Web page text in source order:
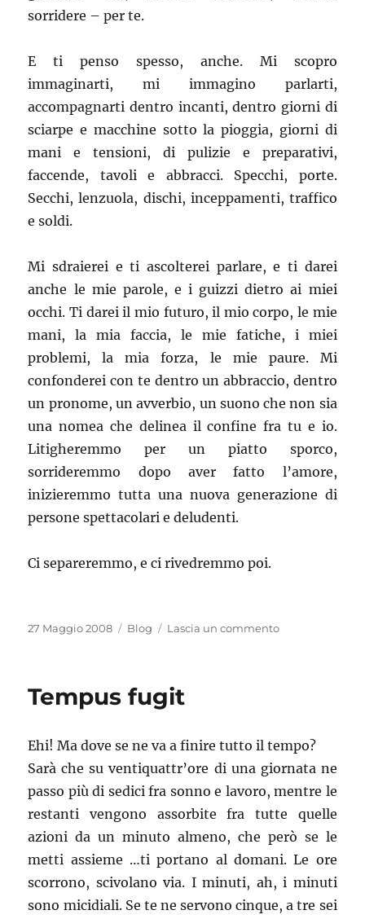
sorridere – per te.
E ti penso spesso, anche. Mi scopro
immaginarti, mi immagino parlarti,
accompagnarti dentro incanti, dentro giorni di
sciarpe e macchine sotto la pioggia, giorni di
mani e tensioni, di pulizie e preparativi,
faccende, tavoli e abbracci. Specchi, porte.
Secchi, lenzuola, dischi, inceppamenti, traffico
e soldi.
Mi sdraierei e ti ascolterei parlare, e ti darei
anche le mie parole, e i guizzi dietro ai miei
occhi. Ti darei il mio futuro, il mio corpo, le mie
mani, la mia faccia, le mie fatiche, i miei
problemi, la mia forza, le mie paure. Mi
confonderei con te dentro un abbraccio, dentro
un pronome, un avverbio, un suono che non sia
una nomea che delinea il confine fra tu e io.
Litigheremmo per un piatto sporco,
sorrideremmo dopo aver fatto l’amore,
inizieremmo tutta una nuova generazione di
persone spettacolari e deludenti.
Ci separeremmo, e ci rivedremmo poi.
Pubblicato
27 Maggio 2008 Categorie
Blog Lascia un commentosu
Tempus fugit
Ehi! Ma dove se ne va a finire tutto il tempo?
Sarà che su ventiquattr’ore di una giornata ne
passo più di sedici fra sonno e lavoro, mentre le
restanti vengono assorbite fra tutte quelle
azioni da un minuto almeno, che però se le
metti assieme …ti portano al domani. Le ore
scorrono, scivolano via. I minuti, ah, i minuti
sono micidiali. Se te ne servono cinque, a tre sei